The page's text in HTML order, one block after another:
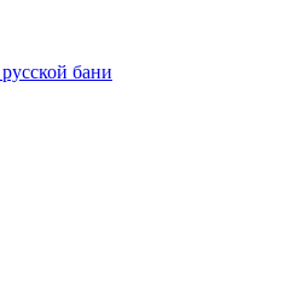
бани